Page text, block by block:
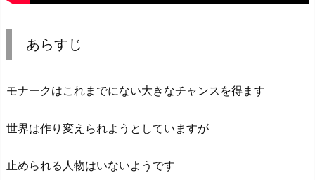
あらすじ
モナークはこれまでにない大きなチャンスを得ます
世界は作り変えられようとしていますが
止められる人物はいないようです